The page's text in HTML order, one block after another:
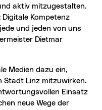
aktiv mitzugestalten.
Digitale Kompetenz
und jeden von uns
Dietmar
Stadt Linz mitzuwirken.
Einsatz
neue Wege der